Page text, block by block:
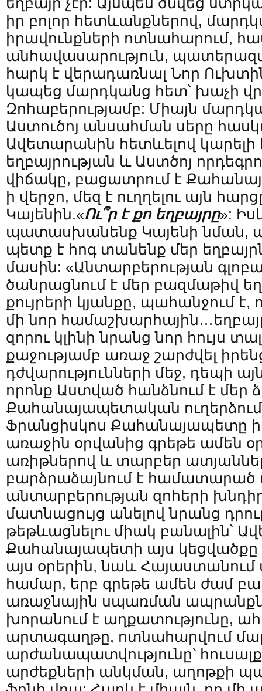
իր բոլոր հետևանքներով,
իրավունքների ոտնահարում,
անհավասարություն,
հարկ է վերադառնալ Նոր
կապեց մարդկանց հետ՝ խաչի
Զոհաբերությամբ: Միայն
Աստուծոյ անսահման սերը
Ավետարանին հետևելով կարելի
եղբայրության և Աստծոյ
վիճակը, բացատրում է
ի վերջո, մեզ է ուղղելու այն
Կայենին.«Ու՞ր է քո եղբայրը»:
պատասխանենք Կայենի նման,
պետք է հոգ տանենք մեր
մասին: «Անտարբերության
ծանրացնում է մեր բազմաթիվ
քույրերի կյանքը, պահանջում է,
մի նոր
զորու կլինի նրանց նոր հույս
քաջությամբ առաջ շարժվել
դժվարությունների մեջ, դեպի
որոնք Աստված հանձնում է մեր
Քահանայապետական ուղերձում:
Ֆրանցիսկոս Քահանայապետը
առաջին օրվանից գրեթե ամեն
առիթներով և տարբեր
բարձրաձայնում է համատարած
անտարբերության զոհերի
մատնացույց անելով նրանց
թեթևացնելու միակ բանալին՝
Քահանայապետի այս կեցվածքը
այս օրերին, նաև
համար, երբ գրեթե ամեն ժամ
առաջնային սպառման
խորանում է աղքատությունը,
արտագաղթը, ոտնահարվում
արժանապատվությունը՝
արժեքների անկման, աղոթքի